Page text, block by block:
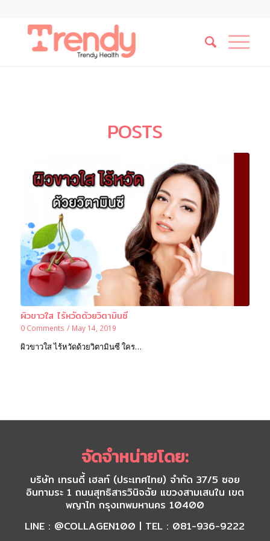
POSTS
ผิวขาวใส ไร้หวัดด้วยวิตามินซี
0 Comments / May 14, 2019
ผิวขาวใส ไร้หวัดด้วยวิตามินซี ใคร…
จัดจำหน่ายโดย:
บริษัท เทรนดี้ เฮลท์ (ประเทศไทย) จำกัด 37/5 ซอย
อินทามระ 1 ถนนสุทธิสารวินิจฉัย แขวงสามเสนใน เขต
พญาไท กรุงเทพมหานคร 10400
LINE : @COLLAGEN100 | TEL : 081-936-9222